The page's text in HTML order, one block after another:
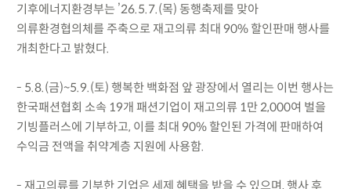
기후에너지환경부는 ’26.5.7.(목) 동행축제를 맞아
의류환경협의체를 주축으로 재고의류 최대 90% 할인판매 행사를
개최한다고 밝혔다.
- 5.8.(금)~5.9.(토) 행복한 백화점 앞 광장에서 열리는 이번 행사는
한국패션협회 소속 19개 패션기업이 재고의류 1만 2,000여 벌을
기빙플러스에 기부하고, 이를 최대 90% 할인된 가격에 판매하여
수익금 전액을 취약계층 지원에 사용함.
- 재고의류를 기부한 기업은 세제 혜택을 받을 수 있으며, 행사 후